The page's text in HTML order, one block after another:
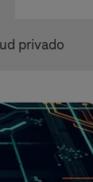
privado